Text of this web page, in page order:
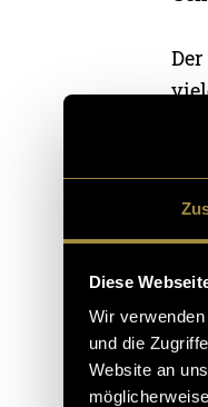
Diese
Wir
und die
Website an